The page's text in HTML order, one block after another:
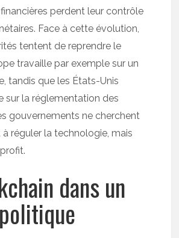
perdent leur contrôle
Face à cette évolution,
tentent de reprendre le
travaille par exemple sur un
tandis que les États-Unis
sur la réglementation des
gouvernements ne cherchent
réguler la technologie, mais
dans un